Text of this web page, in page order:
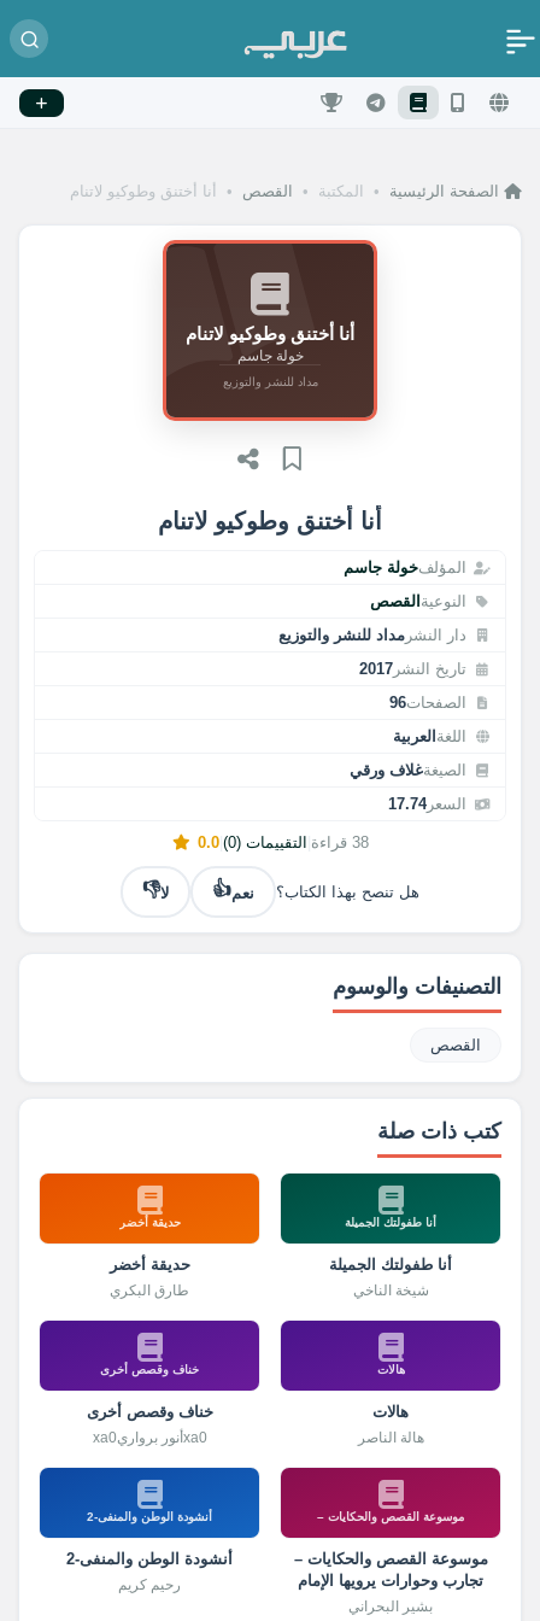
الصفحة الرئيسية • المكتبة • القصص • أنا أختنق وطوكيو لاتنام
أنا أختنق وطوكيو لاتنام
المؤلفخولة جاسم
النوعية القصص
دار النشر مداد للنشر والتوزيع
تاريخ النشر 2017
الصفحات96
اللغة العربية
الصيغةغلاف ورقي
السعر 17.74
38 قراءة التقييمات (0) |
0.0
هل تنصح بهذا الكتاب؟ نعم👍 لا👎
أنا أختنق وطوكيو لاتنام
خولة جاسم
مداد للنشر والتوزيع
التصنيفات والوسوم
القصص
كتب ذات صلة
أنا طفولتك الجميلة
أنا طفولتك الجميلة
شيخة الناخي
حديقة أخضر
حديقة أخضر
طارق البكري
هالات
هالات
هالة الناصر
خناف وقصص أخرى
خناف وقصص أخرى
xa0أنور برواريxa0
موسوعة القصص والحكايات –
موسوعة القصص والحكايات –
تجارب وحوارات يرويها الإمام
الشيرازي
بشير البحراني
أنشودة الوطن والمنفى-2
أنشودة الوطن والمنفى-2
رحيم كريم